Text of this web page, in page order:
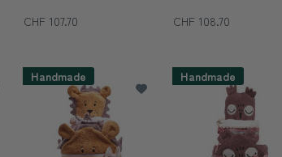
CHF 107.70 CHF 108.70
Handmade Handmade